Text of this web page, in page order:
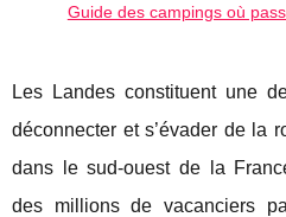
Guide des campings où
Les Landes constituent une
déconnecter et s’évader de la
dans le sud-ouest de la
des millions de vacanciers